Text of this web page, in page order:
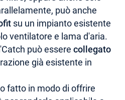
può anche
su un impianto esistente
ventilatore e lama d'aria.
può essere collegato
già esistente in
fatto in modo di offrire